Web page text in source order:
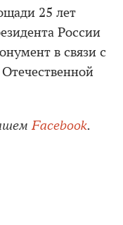
25 лет
России
в связи с
Facebook.